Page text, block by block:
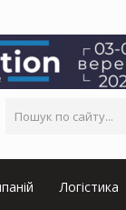
Логістика